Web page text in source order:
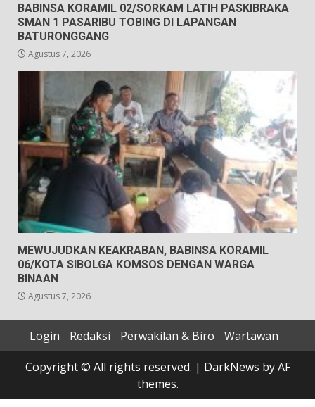
BABINSA KORAMIL 02/SORKAM LATIH PASKIBRAKA
SMAN 1 PASARIBU TOBING DI LAPANGAN
BATURONGGANG
Agustus 7, 2026
MEWUJUDKAN KEAKRABAN, BABINSA KORAMIL
06/KOTA SIBOLGA KOMSOS DENGAN WARGA
BINAAN
Agustus 7, 2026
Login Redaksi Perwakilan & Biro
Wartawan
Copyright © All rights reserved. | DarkNews by AF
themes.